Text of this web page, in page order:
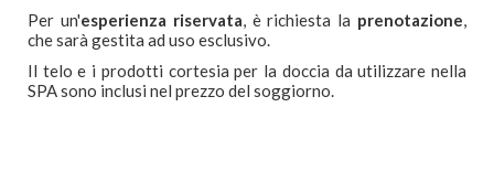
Per un'esperienza riservata, è richiesta la prenotazione,
che sarà gestita ad uso esclusivo.
Il telo e i prodotti cortesia per la doccia da utilizzare nella
SPA sono inclusi nel prezzo del soggiorno.